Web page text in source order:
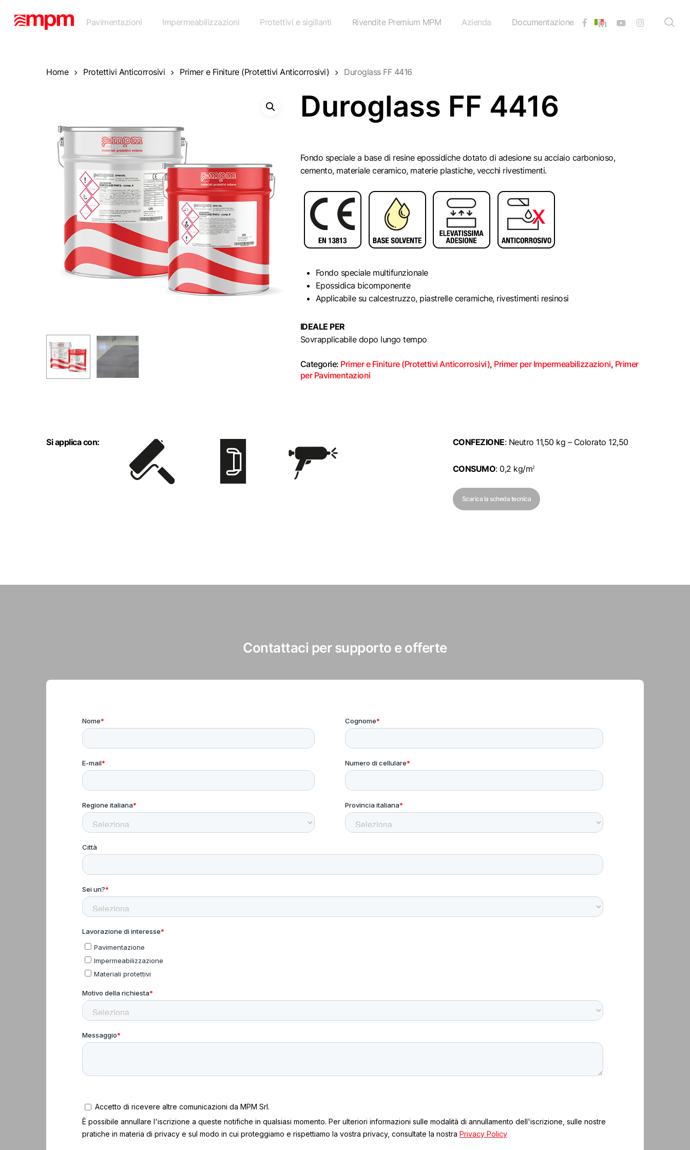
Hit enter to search or ESC to close
Pavimentazioni Impermeabilizzazioni Protettivi e sigillanti Rivendite Premium MPM Azienda Documentazione facebooklinkedinyoutubeinstagram
Home Protettivi Anticorrosivi Primer e Finiture (Protettivi Anticorrosivi) Duroglass FF 4416
Duroglass FF 4416
Fondo speciale a base di resine epossidiche dotato di adesione su acciaio carbonioso,
cemento, materiale ceramico, materie plastiche, vecchi rivestimenti.
Fondo speciale multifunzionale
Epossidica bicomponente
Applicabile su calcestruzzo, piastrelle ceramiche, rivestimenti resinosi
IDEALE PER
Sovrapplicabile dopo lungo tempo
Categorie: Primer e Finiture (Protettivi Anticorrosivi), Primer per Impermeabilizzazioni, Primer
per Pavimentazioni
Si applica con: CONFEZIONE: Neutro 11,50 kg – Colorato 12,50
CONSUMO: 0,2 kg/m2
Scarica la scheda tecnica
Contattaci per supporto e offerte